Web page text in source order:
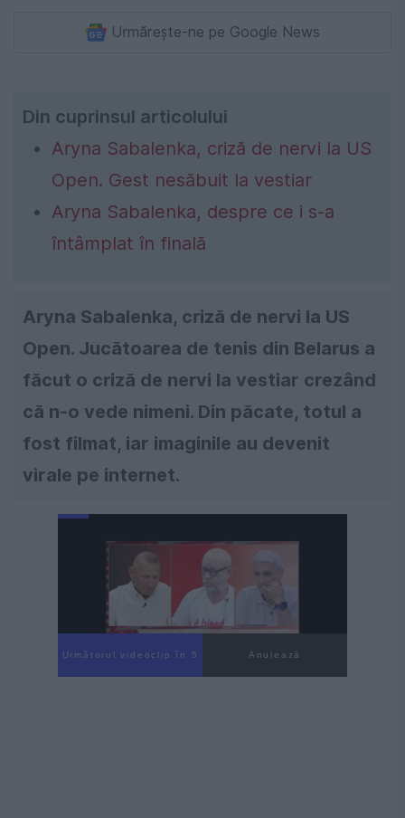
Urmărește-ne pe Google News
Din cuprinsul articolului
Aryna Sabalenka, criză de nervi la US
Open. Gest nesăbuit la vestiar
Aryna Sabalenka, despre ce i s-a
întâmplat în finală
Aryna Sabalenka, criză de nervi la US
Open. Jucătoarea de tenis din Belarus a
făcut o criză de nervi la vestiar crezând
că n-o vede nimeni. Din păcate, totul a
fost filmat, iar imaginile au devenit
virale pe internet.
Următorul videoclip în 4 Anulează